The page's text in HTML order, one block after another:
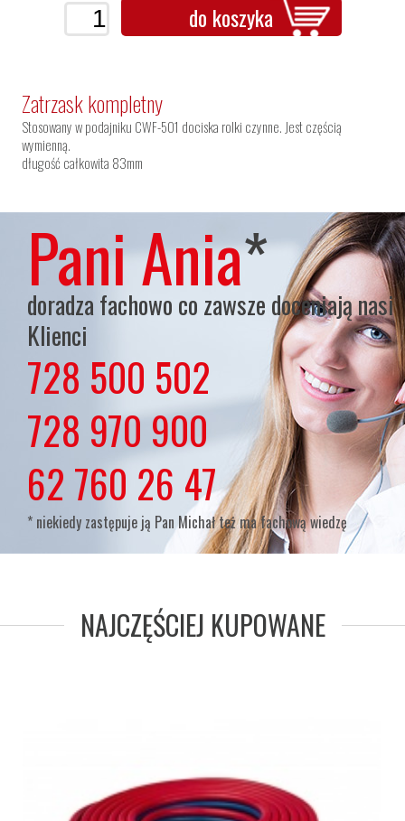
do koszyka
Zatrzask kompletny
Stosowany w podajniku CWF-501 dociska rolki czynne. Jest częścią
wymienną.
długość całkowita 83mm
Pani Ania*
doradza fachowo co zawsze doceniają nasi
Klienci
728 500 502
lub
728 970 900
lub
62 760 26 47
* niekiedy zastępuje ją Pan Michał też ma fachową wiedzę
NAJCZĘŚCIEJ KUPOWANE